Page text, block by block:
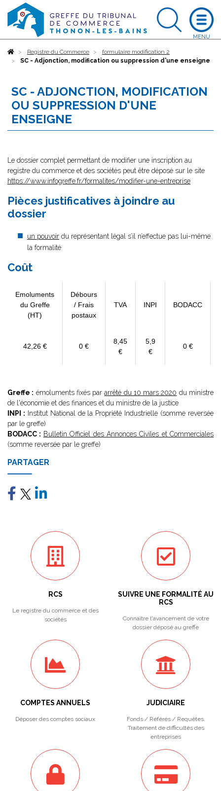
AccueilRegistre du Commerce
formulaire modification 2
SC - Adjonction, modification ou suppression d'une enseigne
SC - ADJONCTION, MODIFICATION
OU SUPPRESSION D'UNE
ENSEIGNE
Le dossier complet permettant de modifier une inscription au
registre du commerce et des sociétés peut être déposé sur le site
https://www.infogreffe.fr/formalites/modifier-une-entreprise
Pièces justificatives à joindre au
dossier
un pouvoir du représentant légal s’il n’effectue pas lui-même
la formalité
Coût
Emoluments
du Greffe
(HT)
Débours
/ Frais
postaux
TVA INPI BODACC
42,26 € 0 €
8,45
€
5,9
€
0 €
Greffe : émoluments fixés pararrêté du 10 mars 2020 du ministre
de l'économie et des finances et du ministre de la justice
INPI : Institut National de la Propriété Industrielle (somme reversée
par le greffe)
BODACC : Bulletin Officiel des Annonces Civiles et Commerciales
(somme reversée par le greffe)
PARTAGER
RCS
Le registre du commerce et des
sociétés
SUIVRE UNE FORMALITÉ AU
RCS
Connaitre l'avancement de votre
dossier déposé au greffe
COMPTES ANNUELS
Déposer des comptes sociaux
JUDICIAIRE
Fonds / Référés / Requêtes.
Traitement de difficultés des
entreprises